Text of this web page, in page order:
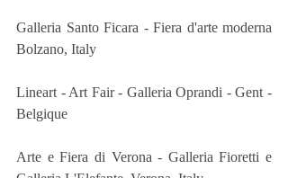
Galleria Santo Ficara - Fiera d'arte moderna
Bolzano, Italy
Lineart - Art Fair - Galleria Oprandi - Gent -
Belgique
Arte e Fiera di Verona - Galleria Fioretti e